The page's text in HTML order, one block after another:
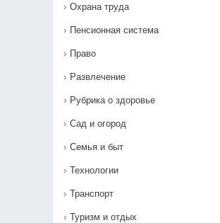
Охрана труда
Пенсионная система
Право
Развлечение
Рубрика о здоровье
Сад и огород
Семья и быт
Технологии
Транспорт
Туризм и отдых